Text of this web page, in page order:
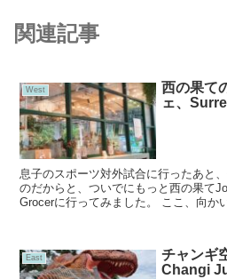
関連記事
West
西の果て
ェ、
息子のスポーツ対外試合に行ったあと
のだからと、ついでにもっと西の果て
Grocerに行ってみました。 ここ、向か
East
チャンギ
Changi